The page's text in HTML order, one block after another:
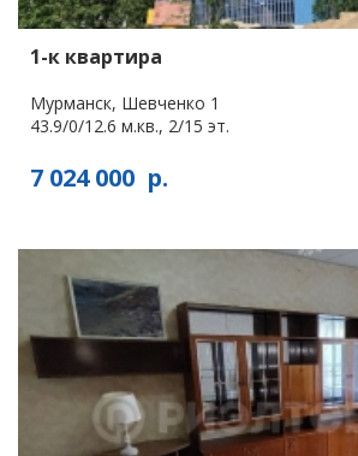
1-к квартира
Мурманск, Шевченко 1
43.9/0/12.6 м.кв., 2/15 эт.
7 024 000 р.